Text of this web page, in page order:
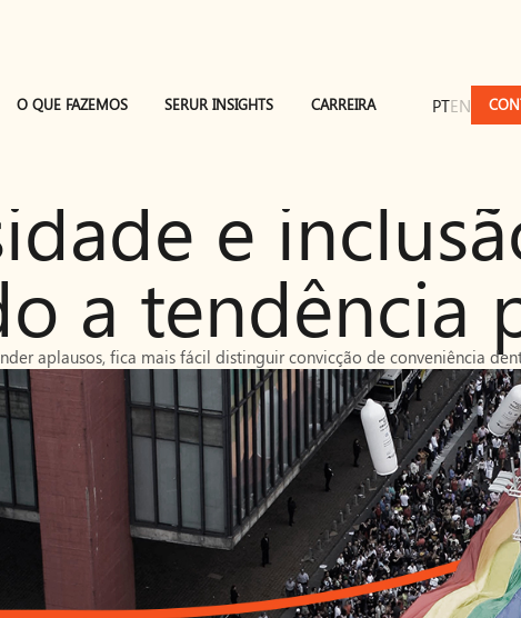
O QUE FAZEMOS SERUR INSIGHTS CARREIRA PTEN
e
a tendência
aplausos, fica mais fácil distinguir convicção de conveniência